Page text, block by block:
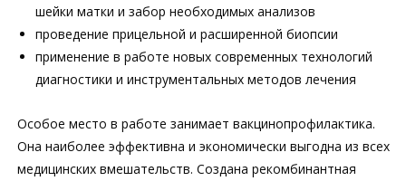
шейки матки и забор необходимых анализов
проведение прицельной и расширенной биопсии
применение в работе новых современных технологий
диагностики и инструментальных методов лечения
Особое место в работе занимает вакцинопрофилактика.
Она наиболее эффективна и экономически выгодна из всех
медицинских вмешательств. Создана рекомбинантная